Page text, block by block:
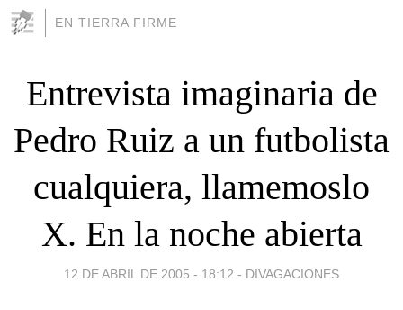
EN TIERRA FIRME
Entrevista imaginaria de
Pedro Ruiz a un futbolista
cualquiera, llamemoslo
X. En la noche abierta
12 DE ABRIL DE 2005 - 18:12 - DIVAGACIONES